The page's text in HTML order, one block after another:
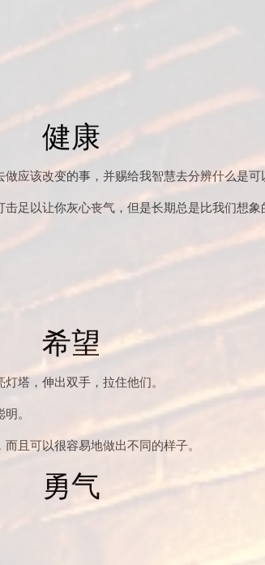
健康
应该改变的事，并赐给我智慧去分辨什么是可
足以让你灰心丧气，但是长期总是比我们想象
希望
塔，伸出双手，拉住他们。
。
且可以很容易地做出不同的样子。
勇气